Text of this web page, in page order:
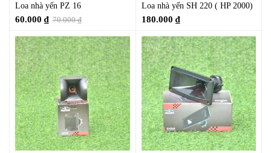
Loa nhà yến PZ 16
70.000₫
60.000 ₫
Loa nhà yến SH 220 ( HP 2000)
180.000 ₫